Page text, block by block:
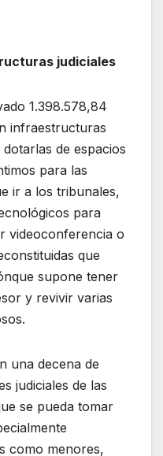
judiciales
1.398.578,84
infraestructuras
de espacios
para las
ir a los tribunales,
para
videoconferencia o
que
supone tener
y revivir varias
una decena de
judiciales de las
se pueda tomar
como menores,